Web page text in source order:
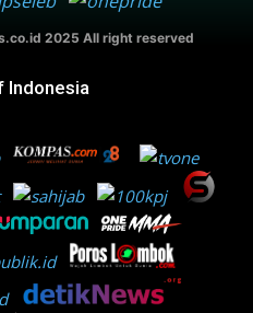
2025 All right reserved
Indonesia